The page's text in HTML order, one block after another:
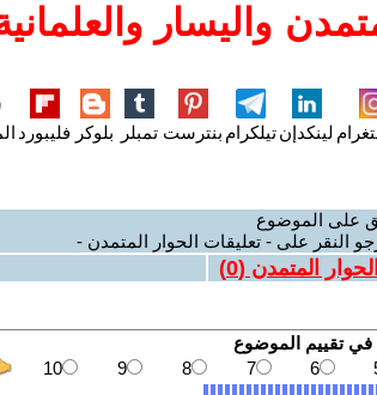
واليسار
لينكدإنتيلكرام بنترست تمبلر بلوكر فليبورد
على الموضوع
النقر على - تعليقات الحوار المتمدن -
المتمدن (0
)